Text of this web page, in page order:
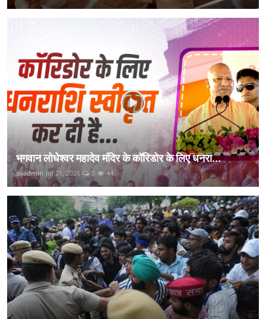
भगवान लोधेश्वर महादेव मंदिर के कॉरिडोर के लिए धनरा...
suadmin Jul 21, 2026 0 44